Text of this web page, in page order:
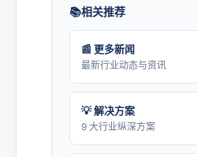
相关推荐
📰 更多新闻
最新行业动态与资讯
💡 解决方案
9 大行业纵深方案